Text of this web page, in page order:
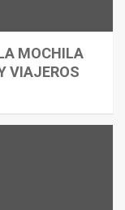
MOCHILA
VIAJEROS